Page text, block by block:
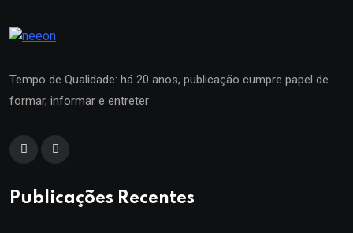
Tempo de Qualidade: há 20 anos, publicação cumpre papel de
formar, informar e entreter
Publicações Recentes